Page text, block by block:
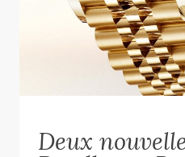
Deux